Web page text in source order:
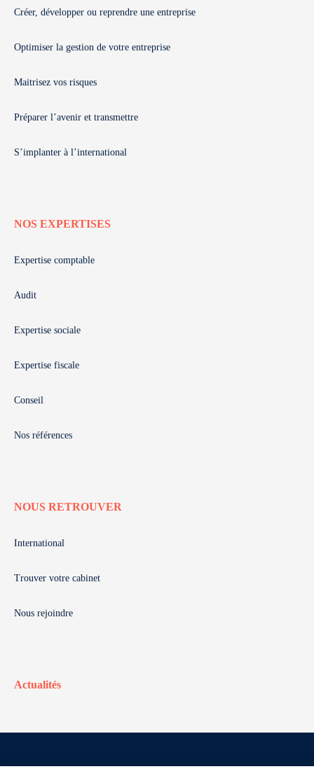
Créer, développer ou reprendre une entreprise
Optimiser la gestion de votre entreprise
Maitrisez vos risques
Préparer l’avenir et transmettre
S’implanter à l’international
NOS EXPERTISES
Expertise comptable
Audit
Expertise sociale
Expertise fiscale
Conseil
Nos références
NOUS RETROUVER
International
Trouver votre cabinet
Nous rejoindre
Actualités